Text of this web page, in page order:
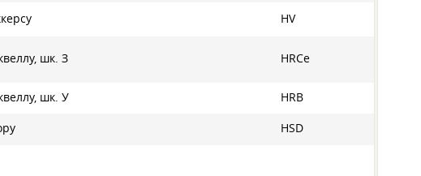
HV
шк. З HRCе
шк. У HRB
HSD